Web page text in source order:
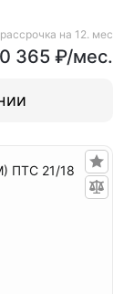
рассрочка на 12. мес
365 ₽/мес.